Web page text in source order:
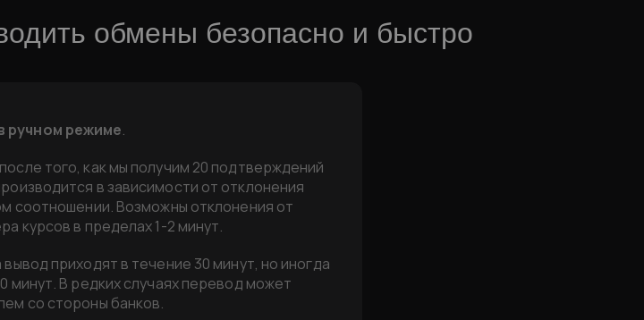
обмены безопасно и быстро
ручном режиме.
того, как мы получим 20 подтверждений
в зависимости от отклонения
соотношении. Возможны отклонения от
курсов в пределах 1-2 минут.
приходят в течение 30 минут, но иногда
минут. В редких случаях перевод может
со стороны банков.